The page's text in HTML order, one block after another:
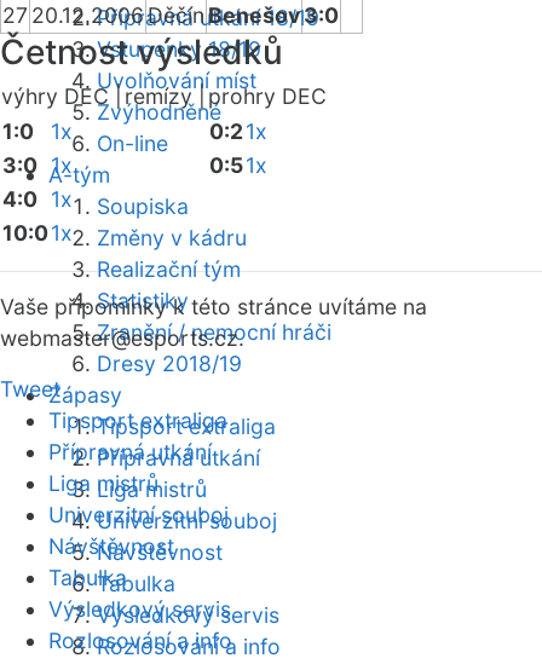
Přípravná utkání 18/19
Vstupenky 18/19
Uvolňování míst
Zvýhodněné
On-line
A-tým
Soupiska
Změny v kádru
Realizační tým
Statistiky
Zranění / nemocní hráči
Dresy 2018/19
Zápasy
Tipsport extraliga
Přípravná utkání
Liga mistrů
Univerzitní souboj
Návštěvnost
Tabulka
Výsledkový servis
Rozlosování a info
27 20.12.2006DěčínBenešov3:0
Četnost výsledků
výhry DEC | remízy | prohry DEC
1:0
1x
3:0 1x
4:0 1x
10:01x
0:21x
0:51x
Vaše připomínky k této stránce uvítáme na
webmaster@esports.cz.
Tweet
Tipsport extraliga
Přípravná utkání
Liga mistrů
Univerzitní souboj
Návštěvnost
Tabulka
Výsledkový servis
Rozlosování a info